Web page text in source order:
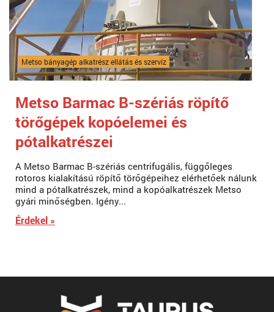
Metso bányagép alkatrész ellátás és szervíz
Metso Barmac B-szériás röpítő
törőgépek kopóelemei és
pótalkatrészei
A Metso Barmac B-szériás centrifugális, függőleges
rotoros kialakítású röpítő törőgépeihez elérhetőek nálunk
mind a pótalkatrészek, mind a kopóalkatrészek Metso
gyári minőségben. Igény...
Érdekel »